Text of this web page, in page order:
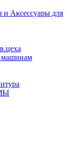
и Аксессуары для